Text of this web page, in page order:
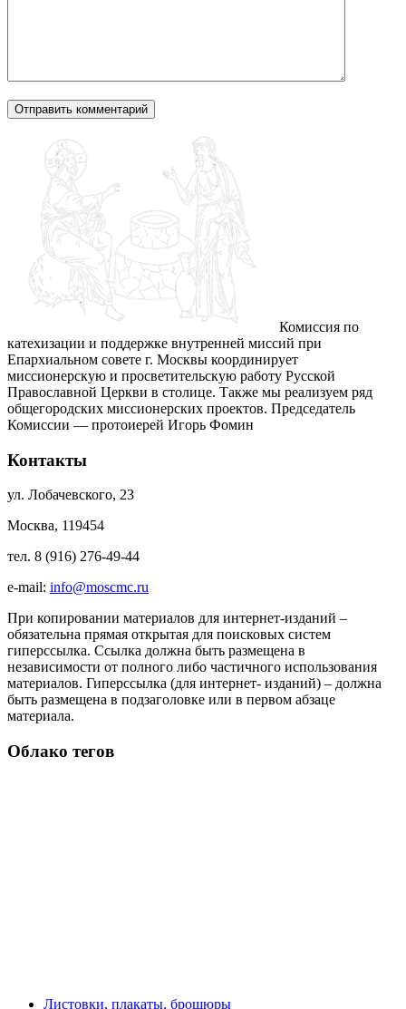
Комиссия по
катехизации и поддержке внутренней миссий при
Епархиальном совете г. Москвы координирует
миссионерскую и просветительскую работу Русской
Православной Церкви в столице. Также мы реализуем ряд
общегородских миссионерских проектов. Председатель
Комиссии — протоиерей Игорь Фомин
Контакты
ул. Лобачевского, 23
Москва, 119454
тел. 8 (916) 276-49-44
e-mail: info@moscmc.ru
При копировании материалов для интернет-изданий –
обязательна прямая открытая для поисковых систем
гиперссылка. Ссылка должна быть размещена в
независимости от полного либо частичного использования
материалов. Гиперссылка (для интернет- изданий) – должна
быть размещена в подзаголовке или в первом абзаце
материала.
Облако тегов
Листовки, плакаты, брошюры